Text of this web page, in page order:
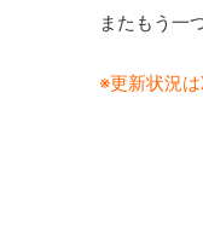
またもう一
※更新状況は